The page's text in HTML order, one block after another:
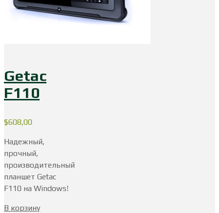
Getac
F110
$608,00
Надежный,
прочный,
производительный
планшет Getac
F110 на Windows!
В корзину